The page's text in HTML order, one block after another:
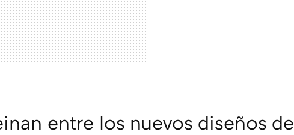
entre los nuevos diseños de